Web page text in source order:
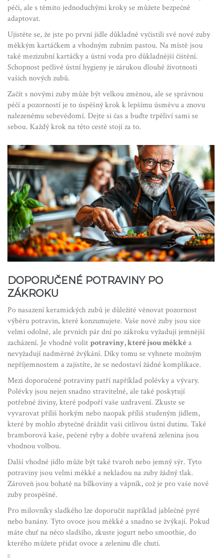
péči, ale s těmito jednoduchými kroky se můžete bezpečně
adaptovat.
Ujistěte se, že jste po první jídle důkladně vyčistili své nové zuby
měkkým kartáčkem a vhodným zubním pastou. Na místě jsou
také mezizubní kartáčky a ústní voda pro důkladnější čištění.
Schopnost pečlivé ústní hygieny je zárukou dlouhé životnosti
vašich nových zubů.
Začít s novými zuby může být velkou změnou, ale se správnou
péčí a pozorností je to úspěšný krok k lepšímu úsměvu a znovu
nalezenému sebevědomí. Dejte si čas a buďte trpěliví sami se
sebou. Každý krok na této cestě stojí za to.
DOPORUČENÉ POTRAVINY PO
ZÁKROKU
Po nasazení keramických zubů je důležité věnovat pozornost
výběru potravin, které konzumujete. Vaše nové zuby jsou sice
velmi odolné, ale prvních pár dní po zákroku vyžadují jemnější
zacházení. Je vhodné volitpotraviny, které jsou měkkéa
nevyžadují nadměrné žvýkání. Díky tomu se vyhnete možným
nepříjemnostem a zajistíte, že se nedostaví žádné komplikace.
Mezi doporučené potraviny patří například polévky a vývary.
Polévky jsou nejen snadno stravitelné, ale také poskytují
potřebné živiny, které podpoří vaše uzdravení. Zkuste se
vyvarovat příliš horkým nebo naopak příliš studeným jídlem,
které by mohlo zbytečně dráždit vaši citlivou ústní dutinu. Také
bramborová kaše, pečené ryby a dobře uvařená zelenina jsou
vhodnou volbou.
Další vhodné jídlo může být také tvaroh nebo jemný sýr. Tyto
potraviny jsou velmi měkké a nekladou na zuby žádný tlak.
Zároveň jsou bohaté na bílkoviny a vápník, což je pro vaše nové
zuby prospěšné.
Pro milovníky sladkého lze doporučit například jablečné pyré
nebo banány. Tyto ovoce jsou měkké a snadno se žvýkají. Pokud
máte chuť na něco sladšího, zkuste jogurt nebo smoothie, do
kterého můžete přidat ovoce a zeleninu dle chuti.